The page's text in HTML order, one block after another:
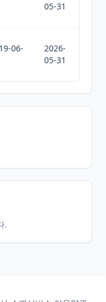
05-31
06-
2026-
05-31
.